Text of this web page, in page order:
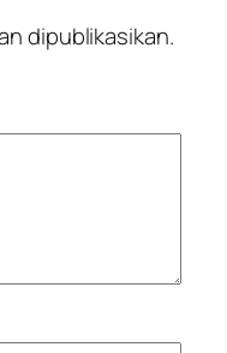
dipublikasikan.